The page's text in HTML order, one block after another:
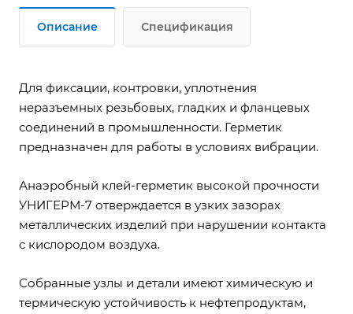
Описание Спецификация
Для фиксации, контровки, уплотнения
неразъемных резьбовых, гладких и фланцевых
соединений в промышленности. Герметик
предназначен для работы в условиях вибрации.
Анаэробный клей-герметик высокой прочности
УНИГЕРМ-7 отверждается в узких зазорах
металлических изделий при нарушении контакта
с кислородом воздуха.
Собранные узлы и детали имеют химическую и
термическую устойчивость к нефтепродуктам,